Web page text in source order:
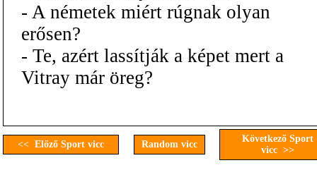
- A németek miért rúgnak olyan
erősen?
- Te, azért lassítják a képet mert a
Vitray már öreg?
<< Előző Sport vicc Random vicc
Következő Sport
vicc >>